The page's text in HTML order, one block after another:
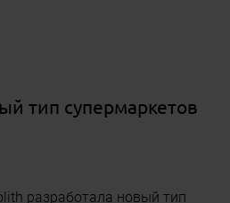
тип супермаркетов
разработала новый тип